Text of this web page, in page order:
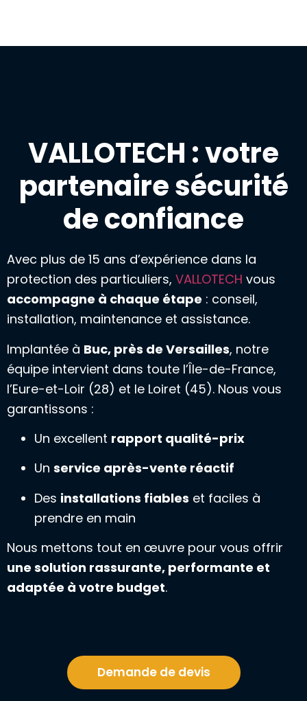
VALLOTECH : votre
partenaire sécurité
de confiance
Avec plus de 15 ans d’expérience dans la
protection des particuliers, VALLOTECH vous
accompagne à chaque étape : conseil,
installation, maintenance et assistance.
Implantée à Buc, près de Versailles, notre
équipe intervient dans toute l’Île-de-France,
l’Eure-et-Loir (28) et le Loiret (45). Nous vous
garantissons :
Un excellent rapport qualité-prix
Un service après-vente réactif
Des installations fiables et faciles à
prendre en main
Nous mettons tout en œuvre pour vous offrir
une solution rassurante, performante et
adaptée à votre budget.
Demande de devis